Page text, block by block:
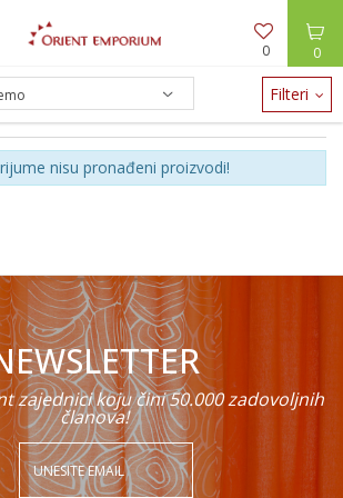
0
0
Filteri
nisu pronađeni proizvodi!
zajednici koju čini 50.000 zadovoljnih
članova!